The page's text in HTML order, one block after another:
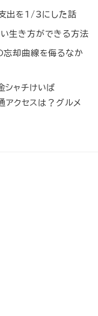
支出を1/3にした話
生き方ができる方法
却曲線を侮るなか
シャチけいば
アクセスは？グルメ